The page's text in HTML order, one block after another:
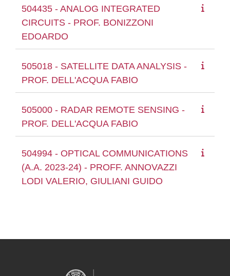
504435 - ANALOG INTEGRATED
CIRCUITS - PROF. BONIZZONI
EDOARDO
505018 - SATELLITE DATA ANALYSIS -
PROF. DELL'ACQUA FABIO
505000 - RADAR REMOTE SENSING -
PROF. DELL'ACQUA FABIO
504994 - OPTICAL COMMUNICATIONS
(A.A. 2023-24) - PROFF. ANNOVAZZI
LODI VALERIO, GIULIANI GUIDO